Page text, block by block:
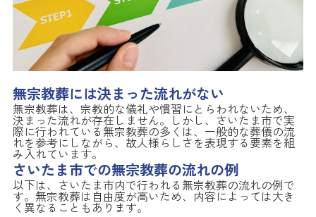
無宗教葬には決まった流れがない
無宗教葬は、宗教的な儀礼や慣習にとらわれないため、
決まった流れが存在しません。しかし、さいたま市で実
際に行われている無宗教葬の多くは、一般的な葬儀の流
れを参考にしながら、故人様らしさを表現する要素を組
み入れています。
さいたま市での無宗教葬の流れの例
以下は、さいたま市内で行われる無宗教葬の流れの例で
す。無宗教葬は自由度が高いため、内容によっては大き
く異なることもあります。